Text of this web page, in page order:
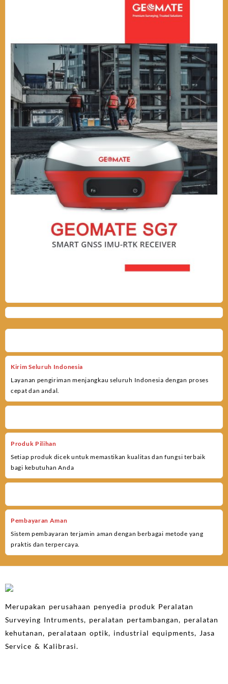
Kirim Seluruh Indonesia
Layanan pengiriman menjangkau seluruh Indonesia dengan proses
cepat dan andal.
Produk Pilihan
Setiap produk dicek untuk memastikan kualitas dan fungsi terbaik
bagi kebutuhan Anda
Pembayaran Aman
Sistem pembayaran terjamin aman dengan berbagai metode yang
praktis dan terpercaya.
Merupakan perusahaan penyedia produk Peralatan
Surveying Intruments, peralatan pertambangan, peralatan
kehutanan, peralataan optik, industrial equipments, Jasa
Service & Kalibrasi.